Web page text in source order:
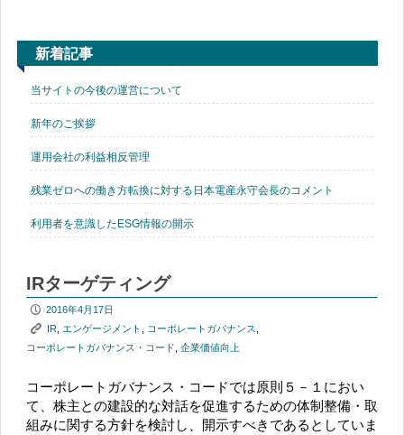
新着記事
当サイトの今後の運営について
新年のご挨拶
運用会社の利益相反管理
残業ゼロへの働き方転換に対する日本電産永守会長のコメント
利用者を意識したESG情報の開示
IRターゲティング
P 2016年4月17日
K IR エンゲージメント コーポレートガバナンス
コーポレートガバナンス・コード 企業価値向上
コーポレートガバナンス・コードでは原則５－１におい
て、株主との建設的な対話を促進するための体制整備・取
組みに関する方針を検討し、開示すべきであるとしていま